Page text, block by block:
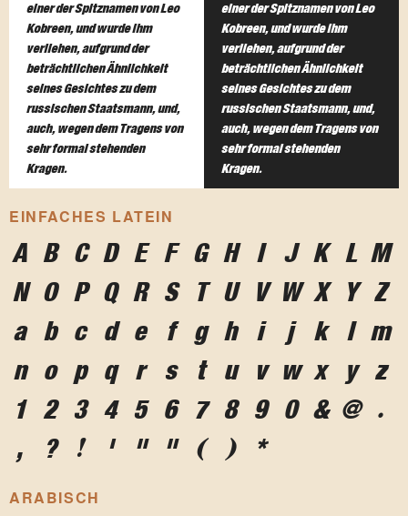
einer der Spitznamen von Leo
Kobreen, und wurde ihm
verliehen, aufgrund der
beträchtlichen Ähnlichkeit
seines Gesichtes zu dem
russischen Staatsmann, und,
auch, wegen dem Tragens von
sehr formal stehenden
Kragen.
einer der Spitznamen von Leo
Kobreen, und wurde ihm
verliehen, aufgrund der
beträchtlichen Ähnlichkeit
seines Gesichtes zu dem
russischen Staatsmann, und,
auch, wegen dem Tragens von
sehr formal stehenden
Kragen.
EINFACHES LATEIN
A B C D E F G H I J K L M
N O P Q R S T U V W X Y Z
a b c d e f g h i j k l m
n o p q r s t u v w x y z
1 2 3 4 5 6 7 8 9 0 & @ .
,
? ! ' " " ( ) *
ARABISCH